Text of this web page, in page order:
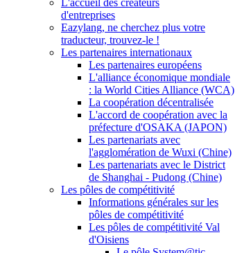
L'accueil des créateurs
d'entreprises
Eazylang, ne cherchez plus votre
traducteur, trouvez-le !
Les partenaires internationaux
Les partenaires européens
L'alliance économique mondiale
: la World Cities Alliance (WCA)
La coopération décentralisée
L'accord de coopération avec la
préfecture d'OSAKA (JAPON)
Les partenariats avec
l'agglomération de Wuxi (Chine)
Les partenariats avec le District
de Shanghai - Pudong (Chine)
Les pôles de compétitivité
Informations générales sur les
pôles de compétitivité
Les pôles de compétitivité Val
d'Oisiens